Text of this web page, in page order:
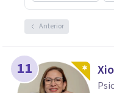
Anterior
11